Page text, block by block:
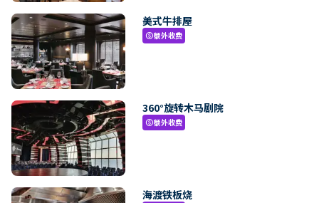
美式牛排屋
paid额外收费
360°旋转木马剧院
paid额外收费
海渡铁板烧